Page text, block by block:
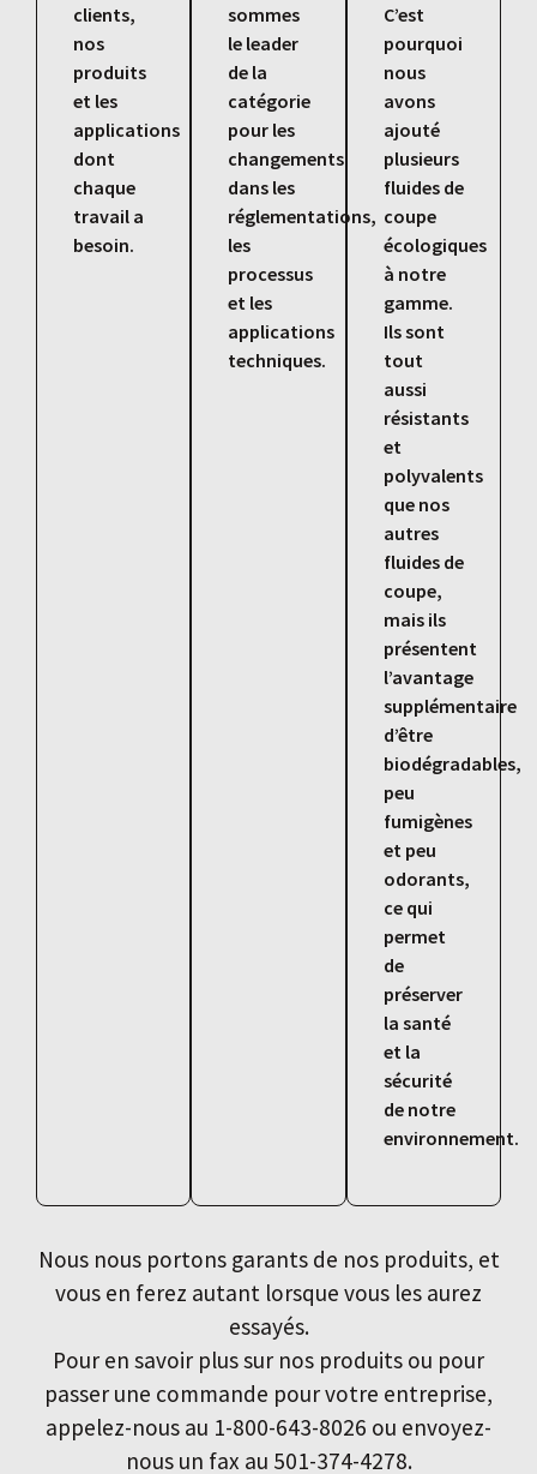
clients,
nos
produits
et les
applications
dont
chaque
travail a
besoin.
sommes
le leader
de la
catégorie
pour les
changements
dans les
réglementations,
les
processus
et les
applications
techniques.
C’est
pourquoi
nous
avons
ajouté
plusieurs
fluides de
coupe
écologiques
à notre
gamme.
Ils sont
tout
aussi
résistants
et
polyvalents
que nos
autres
fluides de
coupe,
mais ils
présentent
l’avantage
supplémentaire
d’être
biodégradables,
peu
fumigènes
et peu
odorants,
ce qui
permet
de
préserver
la santé
et la
sécurité
de notre
environnement.
Nous nous portons garants de nos produits, et
vous en ferez autant lorsque vous les aurez
essayés.
Pour en savoir plus sur nos produits ou pour
passer une commande pour votre entreprise,
appelez-nous au 1-800-643-8026 ou envoyez-
nous un fax au 501-374-4278.